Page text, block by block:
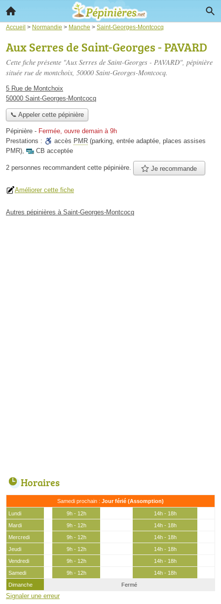
Accueil > Normandie > Manche > Saint-Georges-Montcocq
Aux Serres de Saint-Georges - PAVARD
Cette fiche présente "Aux Serres de Saint-Georges - PAVARD", pépinière
située rue de montchoix, 50000 Saint-Georges-Montcocq.
5 Rue de Montchoix
50000 Saint-Georges-Montcocq
📞 Appeler cette pépinière
Pépinière - Fermée, ouvre demain à 9h
Prestations :
accès PMR (parking, entrée adaptée, places assises
PMR), CB acceptée
2 personnes recommandent cette pépinière. Je recommande
Améliorer cette fiche
Autres pépinières à Saint-Georges-Montcocq
Horaires
Samedi prochain : Jour férié (Assomption)
Lundi 9h - 12h
14h - 18h
Mardi
9h - 12h
14h - 18h
Mercredi
9h - 12h
14h - 18h
Jeudi
9h - 12h
14h - 18h
Vendredi
9h - 12h
14h - 18h
Samedi
9h - 12h
14h - 18h
Dimanche
Fermé
Signaler une erreur